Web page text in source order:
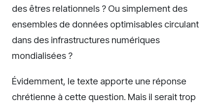
des êtres relationnels ? Ou simplement des
ensembles de données optimisables circulant
dans des infrastructures numériques
mondialisées ?
Évidemment, le texte apporte une réponse
chrétienne à cette question. Mais il serait trop